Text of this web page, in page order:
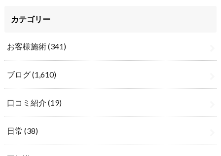
カテゴリー
お客様施術(341)
ブログ(1,610)
口コミ紹介 (19)
日常 (38)